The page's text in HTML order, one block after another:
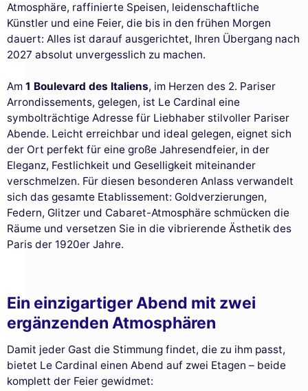
Atmosphäre, raffinierte Speisen, leidenschaftliche
Künstler und eine Feier, die bis in den frühen Morgen
dauert: Alles ist darauf ausgerichtet, Ihren Übergang nach
2027 absolut unvergesslich zu machen.
Am 1 Boulevard des Italiens, im Herzen des 2. Pariser
Arrondissements, gelegen, ist Le Cardinal eine
symbolträchtige Adresse für Liebhaber stilvoller Pariser
Abende. Leicht erreichbar und ideal gelegen, eignet sich
der Ort perfekt für eine große Jahresendfeier, in der
Eleganz, Festlichkeit und Geselligkeit miteinander
verschmelzen. Für diesen besonderen Anlass verwandelt
sich das gesamte Etablissement: Goldverzierungen,
Federn, Glitzer und Cabaret-Atmosphäre schmücken die
Räume und versetzen Sie in die vibrierende Ästhetik des
Paris der 1920er Jahre.
Ein einzigartiger Abend mit zwei
ergänzenden Atmosphären
Damit jeder Gast die Stimmung findet, die zu ihm passt,
bietet Le Cardinal einen Abend auf zwei Etagen – beide
komplett der Feier gewidmet: